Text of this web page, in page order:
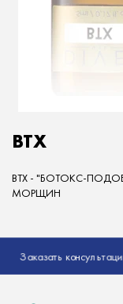
BTX
BTX - "БОТОКС-
МОРЩИН
Заказать консультацию